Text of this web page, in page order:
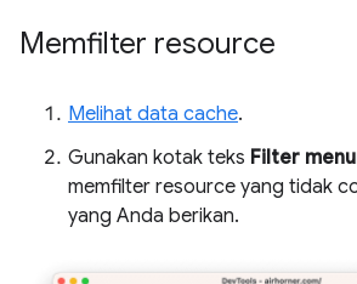
Memfilter resource
Melihat data cache.
Gunakan kotak teks Filter
memfilter resource yang tidak
yang Anda berikan.